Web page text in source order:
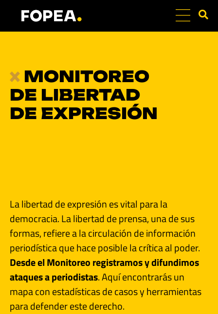
MONITOREO
DE LIBERTAD
DE EXPRESIÓN
La libertad de expresión es vital para la
democracia. La libertad de prensa, una de sus
formas, refiere a la circulación de información
periodística que hace posible la crítica al poder.
Desde el Monitoreo registramos y difundimos
ataques a periodistas. Aquí encontrarás un
mapa con estadísticas de casos y herramientas
para defender este derecho.